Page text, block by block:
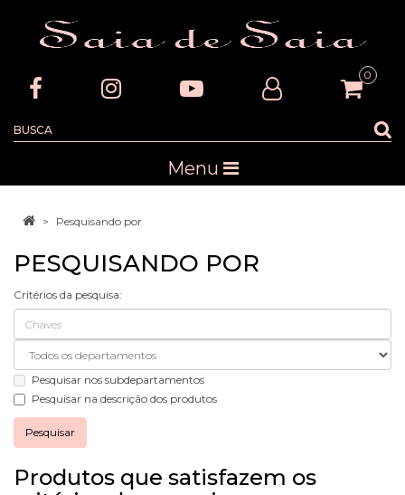
0
Menu
Pesquisando por
PESQUISANDO POR
Critérios da pesquisa:
Pesquisar nos subdepartamentos
Pesquisar na descrição dos produtos
Produtos que satisfazem os